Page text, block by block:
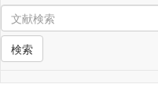
検索